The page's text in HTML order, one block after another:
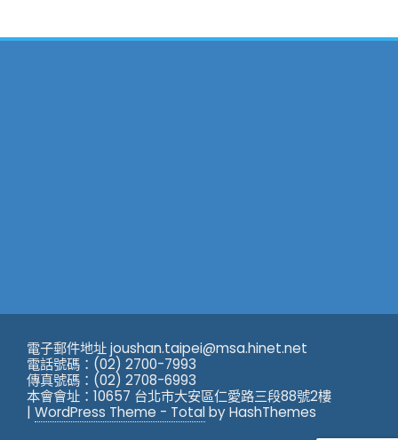
電子郵件地址 joushan.taipei@msa.hinet.net
電話號碼：(02) 2700-7993
傳真號碼：(02) 2708-6993
本會會址：10657 台北市大安區仁愛路三段88號2樓
| WordPress Theme - Totalby HashThemes